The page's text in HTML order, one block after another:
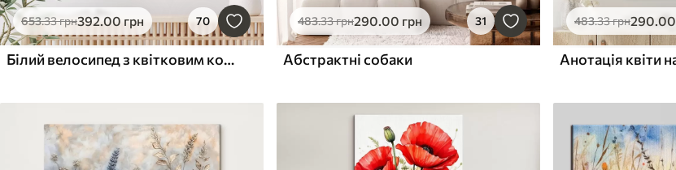
653.33грн392.00 грн 70
Білий велосипед з квітковим кошиком в стилі прованс
483.33грн290.00 грн 31
Абстрактні собаки
483.33грн290.00